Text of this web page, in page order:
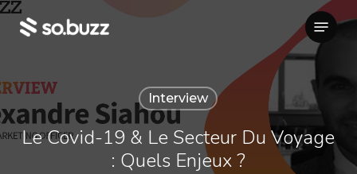
Skip
Menu
Interview
Le Covid-19 & Le Secteur Du Voyage
: Quels Enjeux ?